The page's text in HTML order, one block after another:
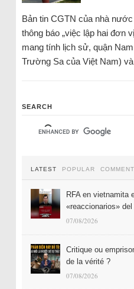
Bản tin CGTN của nhà
thông báo „việc lập hai đơn
mang tính lịch sử, quận
Trường Sa của Việt Nam)
SEARCH
LATEST POPULAR
RFA en vietnamita
«reaccionarios»
07/08/2026
Critique ou
de la vérité ?
07/08/2026